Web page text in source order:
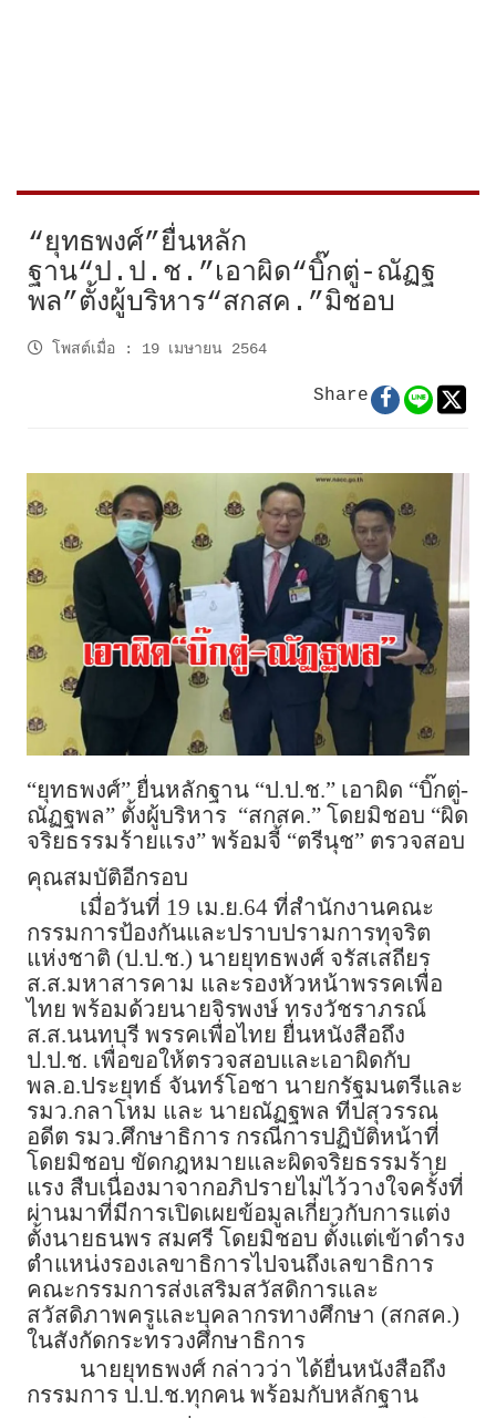
“ยุทธพงศ์”ยื่นหลัก
ฐาน“ป.ป.ช.”เอาผิด“บิ๊กตู่-ณัฏฐ
พล”ตั้งผู้บริหาร“สกสค.”มิชอบ
โพสต์เมื่อ : 19 เมษายน 2564
Share
“ยุทธพงศ์” ยื่นหลักฐาน “ป.ป.ช.” เอาผิด “บิ๊กตู่-
ณัฏฐพล” ตั้งผู้บริหาร “สกสค.” โดยมิชอบ “ผิด
จริยธรรมร้ายแรง” พร้อมจี้ “ตรีนุช” ตรวจสอบ
คุณสมบัติอีกรอบ
เมื่อวันที่ 19 เม.ย.64 ที่สำนักงานคณะ
กรรมการป้องกันและปราบปรามการทุจริต
แห่งชาติ (ป.ป.ช.) นายยุทธพงศ์ จรัสเสถียร
ส.ส.มหาสารคาม และรองหัวหน้าพรรคเพื่อ
ไทย พร้อมด้วยนายจิรพงษ์ ทรงวัชราภรณ์
ส.ส.นนทบุรี พรรคเพื่อไทย ยื่นหนังสือถึง
ป.ป.ช. เพื่อขอให้ตรวจสอบและเอาผิดกับ
พล.อ.ประยุทธ์ จันทร์โอชา นายกรัฐมนตรีและ
รมว.กลาโหม และ นายณัฏฐพล ทีปสุวรรณ
อดีต รมว.ศึกษาธิการ กรณีการปฏิบัติหน้าที่
โดยมิชอบ ขัดกฎหมายและผิดจริยธรรมร้าย
แรง สืบเนื่องมาจากอภิปรายไม่ไว้วางใจครั้งที่
ผ่านมาที่มีการเปิดเผยข้อมูลเกี่ยวกับการแต่ง
ตั้งนายธนพร สมศรี โดยมิชอบ ตั้งแต่เข้าดำรง
ตำแหน่งรองเลขาธิการไปจนถึงเลขาธิการ
คณะกรรมการส่งเสริมสวัสดิการและ
สวัสดิภาพครูและบุคลากรทางศึกษา (สกสค.)
ในสังกัดกระทรวงศึกษาธิการ
นายยุทธพงศ์ กล่าวว่า ได้ยื่นหนังสือถึง
กรรมการ ป.ป.ช.ทุกคน พร้อมกับหลักฐาน